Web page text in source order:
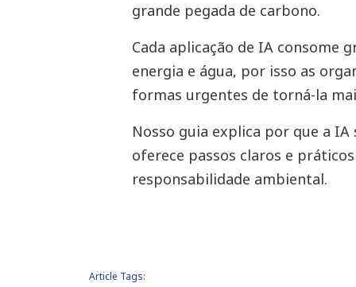
grande pegada de carbono.
Cada aplicação de IA consome
energia e água, por isso as
formas urgentes de torná-la
Nosso guia explica por que a IA
oferece passos claros e
responsabilidade ambiental.
Article Tags: